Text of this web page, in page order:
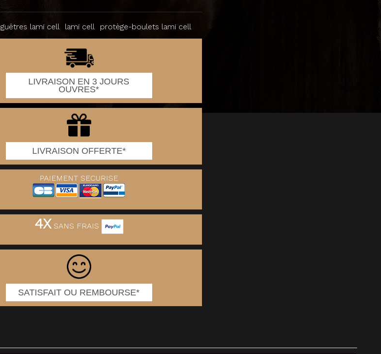
guêtres lami cell lami cell protège-boulets lami cell
LIVRAISON EN 3 JOURS
OUVRES*
LIVRAISON OFFERTE*
PAIEMENT SECURISE
4XSANS FRAIS
SATISFAIT OU REMBOURSE*